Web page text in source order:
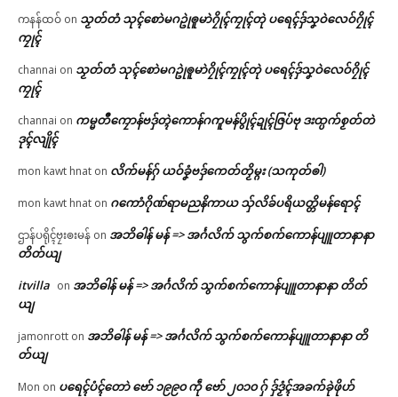
ကနန်ထဝ် on သၟတ်တံ သုၚ်စောဲမဂဥုဲၜူမာဲဂၠိုၚ်ကၠုၚ်တုဲ ပရေၚ်ဒှ်သၞဝဲလေဝ်ဂၠိုၚ်
ကၠုၚ်
channai on သၟတ်တံ သုၚ်စောဲမဂဥုဲၜူမာဲဂၠိုၚ်ကၠုၚ်တုဲ ပရေၚ်ဒှ်သၞဝဲလေဝ်ဂၠိုၚ်
ကၠုၚ်
channai on ကမ္မတဳကၠောန်ဗဒှ်တ္ၚဲကောန်ဂကူမန်ပွိုၚ်ဍုၚ်ဇြပ်ဗု ဒးထ္ပက်စၟတ်တဲ
ဒုၚ်လျိုၚ်
mon kawt hnat on လိက်မန်ဂှ် ယဝ်ခၞံဗဒှ်ကေတ်တၟိမ္ဂး (သကုတ်ၜါ)
mon kawt hnat on ဂကောံဂိုဏ်ရာမညနိကာယ သှ်လိခ်ပရိယတ္တိမန်ရောၚ်
ဌာန်ပရိုၚ်ဗၠးၜးမန် on အဘိဓါန် မန် => အၚ်္ဂလိက် သွက်စက်ကောန်ပျူတာနာနာ
တိတ်ယျ
itvilla on အဘိဓါန် မန် => အၚ်္ဂလိက် သွက်စက်ကောန်ပျူတာနာနာ တိတ်
ယျ
jamonrott on အဘိဓါန် မန် => အၚ်္ဂလိက် သွက်စက်ကောန်ပျူတာနာနာ တိ
တ်ယျ
Mon on ပရေၚ်ပံၚ်တောဲ ဗော် ၁၉၉၀ ကဵု ဗော် ၂၀၁၀ ဂှ် ဒှ်ဒၟံၚ်အခက်ခုဲဖိုဟ်